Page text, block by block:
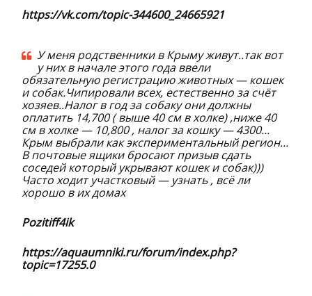
https://vk.com/topic-344600_24665921
У меня родственники в Крыму живут..так вот
у них в начале этого года ввели
обязательную регистрацию животных — кошек
и собак.Чипировали всех, естественно за счёт
хозяев..Налог в год за собаку они должны
оплатить 14,700 ( выше 40 см в холке) ,ниже 40
см в холке — 10,800 , налог за кошку — 4300...
Крым выбрали как экспериментальный регион...
В почтовые ящики бросают призыв сдать
соседей который укрывают кошек и собак)))
Часто ходит участковый — узнать , всё ли
хорошо в их домах
Pozitiff4ik
https://aquaumniki.ru/forum/index.php?
topic=17255.0